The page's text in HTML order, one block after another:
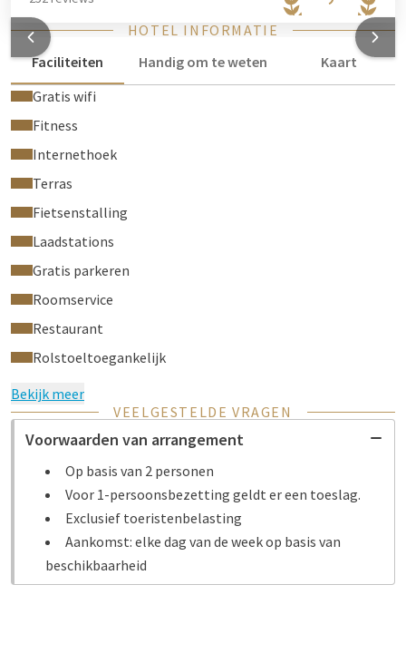
HOTEL INFORMATIE
Faciliteiten
Handig om te weten
Kaart
Gratis wifi
Fitness
Internethoek
Terras
Fietsenstalling
Laadstations
Gratis parkeren
Roomservice
Restaurant
Rolstoeltoegankelijk
Bekijk meer
VEELGESTELDE VRAGEN
Voorwaarden van arrangement
Op basis van 2 personen
Voor 1-persoonsbezetting geldt er een toeslag.
Exclusief toeristenbelasting
Aankomst: elke dag van de week op basis van
beschikbaarheid